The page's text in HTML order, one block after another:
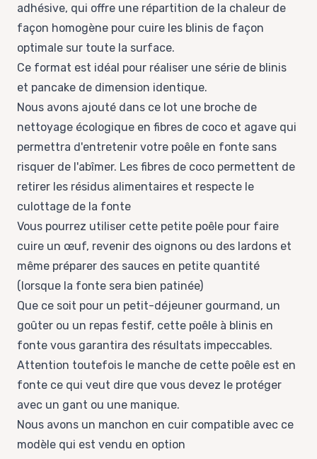
adhésive, qui offre une répartition de la chaleur de
façon homogène pour cuire les blinis de façon
optimale sur toute la surface.
Ce format est idéal pour réaliser une série de blinis
et pancake de dimension identique.
Nous avons ajouté dans ce lot une broche de
nettoyage écologique en fibres de coco et agave qui
permettra d'entretenir votre poêle en fonte sans
risquer de l'abîmer. Les fibres de coco permettent de
retirer les résidus alimentaires et respecte le
culottage de la fonte
Vous pourrez utiliser cette petite poêle pour faire
cuire un œuf, revenir des oignons ou des lardons et
même préparer des sauces en petite quantité
(lorsque la fonte sera bien patinée)
Que ce soit pour un petit-déjeuner gourmand, un
goûter ou un repas festif, cette poêle à blinis en
fonte vous garantira des résultats impeccables.
Attention toutefois le manche de cette poêle est en
fonte ce qui veut dire que vous devez le protéger
avec un gant ou une manique.
Nous avons un manchon en cuir compatible avec ce
modèle qui est vendu en option